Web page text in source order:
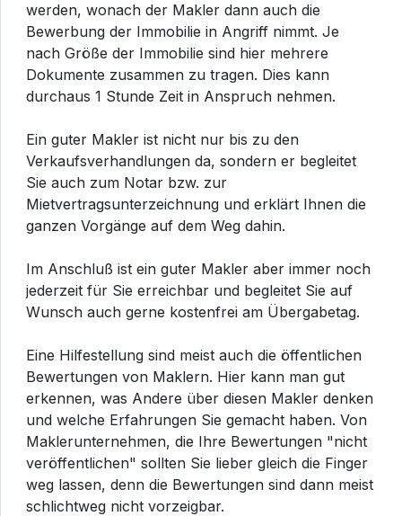
werden, wonach der Makler dann auch die
Bewerbung der Immobilie in Angriff nimmt. Je
nach Größe der Immobilie sind hier mehrere
Dokumente zusammen zu tragen. Dies kann
durchaus 1 Stunde Zeit in Anspruch nehmen.
Ein guter Makler ist nicht nur bis zu den
Verkaufsverhandlungen da, sondern er begleitet
Sie auch zum Notar bzw. zur
Mietvertragsunterzeichnung und erklärt Ihnen die
ganzen Vorgänge auf dem Weg dahin.
Im Anschluß ist ein guter Makler aber immer noch
jederzeit für Sie erreichbar und begleitet Sie auf
Wunsch auch gerne kostenfrei am Übergabetag.
Eine Hilfestellung sind meist auch die öffentlichen
Bewertungen von Maklern. Hier kann man gut
erkennen, was Andere über diesen Makler denken
und welche Erfahrungen Sie gemacht haben. Von
Maklerunternehmen, die Ihre Bewertungen "nicht
veröffentlichen" sollten Sie lieber gleich die Finger
weg lassen, denn die Bewertungen sind dann meist
schlichtweg nicht vorzeigbar.